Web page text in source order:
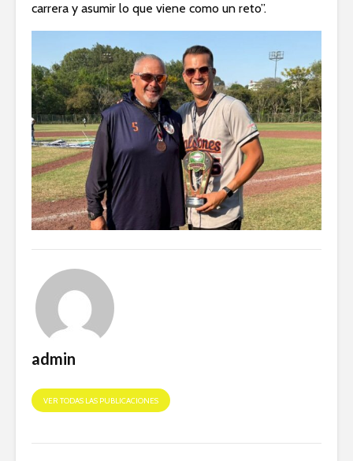
carrera y asumir lo que viene como un reto”.
admin
VER TODAS LAS PUBLICACIONES